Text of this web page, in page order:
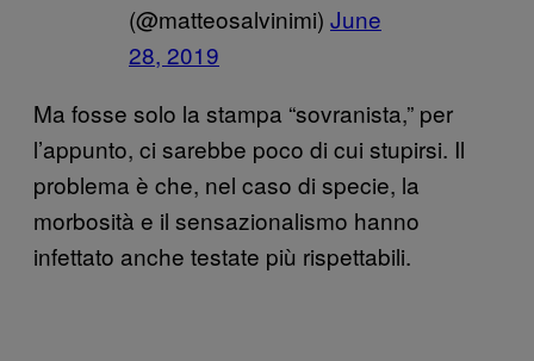
(@matteosalvinimi) June
28, 2019
Ma fosse solo la stampa “sovranista,” per
l’appunto, ci sarebbe poco di cui stupirsi. Il
problema è che, nel caso di specie, la
morbosità e il sensazionalismo hanno
infettato anche testate più rispettabili.